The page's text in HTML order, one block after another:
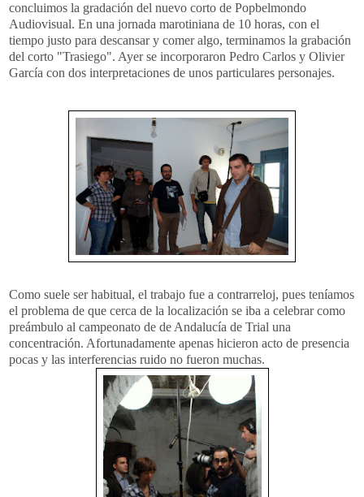
concluimos la gradación del nuevo corto de Popbelmondo
Audiovisual. En una jornada marotiniana de 10 horas, con el
tiempo justo para descansar y comer algo, terminamos la grabación
del corto "Trasiego". Ayer se incorporaron Pedro Carlos y Olivier
García con dos interpretaciones de unos particulares personajes.
Como suele ser habitual, el trabajo fue a contrarreloj, pues teníamos
el problema de que cerca de la localización se iba a celebrar como
preámbulo al campeonato de de Andalucía de Trial una
concentración. Afortunadamente apenas hicieron acto de presencia
pocas y las interferencias ruido no fueron muchas.